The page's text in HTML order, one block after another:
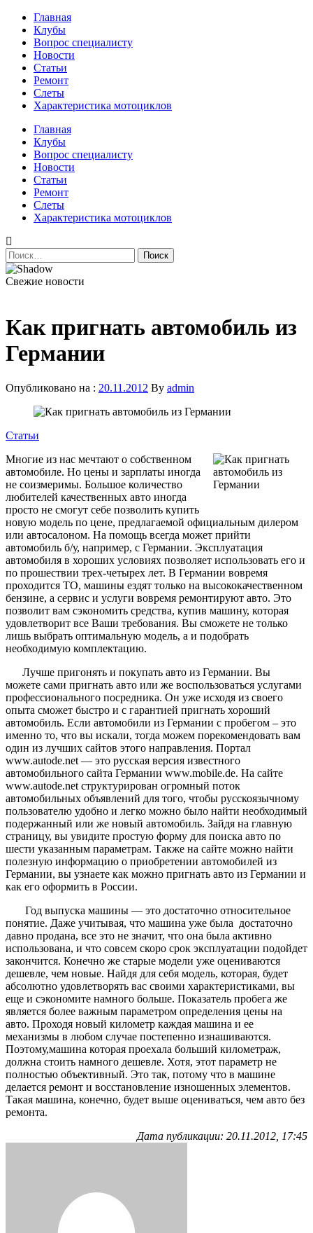
Перейти
содержимому
Главная
Клубы
Вопрос специалисту
Новости
Статьи
Ремонт
Слеты
Характеристика мотоциклов
Авто и мото сайт
Главная
Клубы
Вопрос специалисту
Новости
Статьи
Ремонт
Слеты
Характеристика мотоциклов
Найти:
Свежие новости
Как пригнать автомобиль из
Германии
Опубликовано на : 20.11.2012 By admin
Статьи
Многие из нас мечтают о собственном
автомобиле. Но цены и зарплаты иногда
не соизмеримы. Большое количество
любителей качественных авто иногда
просто не смогут себе позволить купить
новую модель по цене, предлагаемой официальным дилером
или автосалоном. На помощь всегда может прийти
автомобиль б/у, например, с Германии. Эксплуатация
автомобиля в хороших условиях позволяет использовать его и
по прошествии трех-четырех лет. В Германии вовремя
проходится ТО, машины ездят только на высококачественном
бензине, а сервис и услуги вовремя ремонтируют авто. Это
позволит вам сэкономить средства, купив машину, которая
удовлетворит все Ваши требования. Вы сможете не только
лишь выбрать оптимальную модель, а и подобрать
необходимую комплектацию.
Лучше пригонять и покупать авто из Германии. Вы
можете сами пригнать авто или же воспользоваться услугами
профессионального посредника. Он уже исходя из своего
опыта сможет быстро и с гарантией пригнать хороший
автомобиль. Если автомобили из Германии с пробегом – это
именно то, что вы искали, тогда можем порекомендовать вам
один из лучших сайтов этого направления. Портал
www.autode.net — это русская версия известного
автомобильного сайта Германии www.mobile.de. На сайте
www.autode.net структурирован огромный поток
автомобильных объявлений для того, чтобы русскоязычному
пользователю удобно и легко можно было найти необходимый
подержанный или же новый автомобиль. Зайдя на главную
страницу, вы увидите простую форму для поиска авто по
шести указанным параметрам. Также на сайте можно найти
полезную информацию о приобретении автомобилей из
Германии, вы узнаете как можно пригнать авто из Германии и
как его оформить в России.
Год выпуска машины — это достаточно относительное
понятие. Даже учитывая, что машина уже была достаточно
давно продана, все это не значит, что она была активно
использована, и что совсем скоро срок эксплуатации подойдет
закончится. Конечно же старые модели уже оцениваются
дешевле, чем новые. Найдя для себя модель, которая, будет
абсолютно удовлетворять вас своими характеристиками, вы
еще и сэкономите намного больше. Показатель пробега же
является более важным параметром определения цены на
авто. Проходя новый километр каждая машина и ее
механизмы в любом случае постепенно изнашиваются.
Поэтому,машина которая проехала больший километраж,
должна стоить намного дешевле. Хотя, этот параметр не
полностью объективный. Это так, потому что в машине
делается ремонт и восстановление изношенных элементов.
Такая машина, конечно, будет выше оцениваться, чем авто без
ремонта.
Дата публикации: 20.11.2012, 17:45